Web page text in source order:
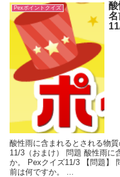
Pexポイントクイズ
酸
名
酸性雨に含まれるとされる物
11/3（おまけ） 問題 酸性雨に
か。 Pexクイズ11/3 【問題】
前は何ですか。 ...